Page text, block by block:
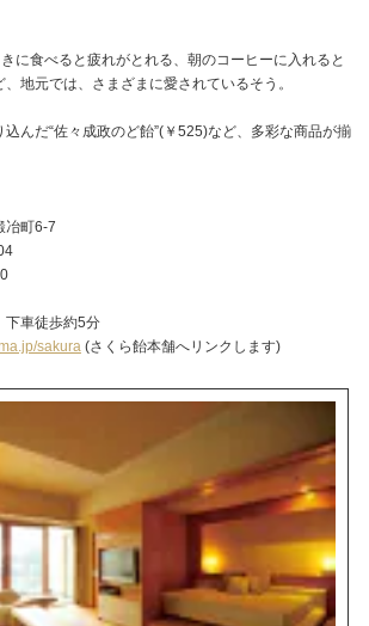
に食べると疲れがとれる、朝のコーヒーに入れると
地元では、さまざまに愛されているそう。
んだ“佐々成政のど飴”(￥525)など、多彩な商品が揃
町6-7
車徒歩約5分
sakura(さくら飴本舗へリンクします)